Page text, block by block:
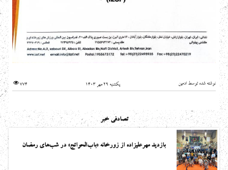
نوشته شده توسط ادمین یکشنبه 29 مهر 1403 774
تصادفی خبر
بازدید مهرعلیزاده از زورخانه «باب‌الحوائج» در شب‌های رمضان